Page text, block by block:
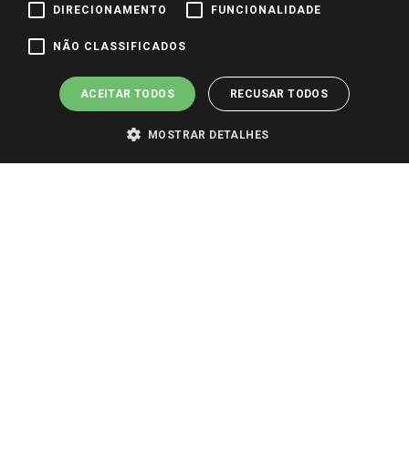
Pagamento e Segurança
DIRECIONAMENTO FUNCIONALIDADE
NÃO CLASSIFICADOS
ACEITAR TODOS RECUSAR TODOS
MOSTRAR DETALHES